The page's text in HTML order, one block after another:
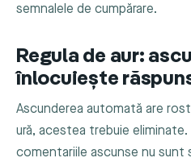
semnalele de cumpărare.
Regula de aur:
înlocuiește
Ascunderea automată are
ură, acestea trebuie
comentariile ascunse nu sunt